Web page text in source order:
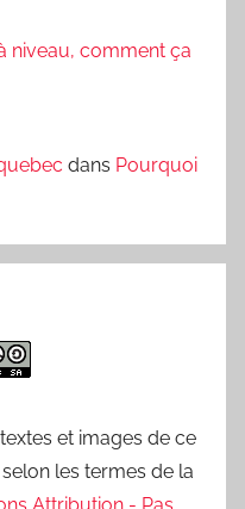
niveau, comment ça
dans Pourquoi
et images de ce
les termes de la